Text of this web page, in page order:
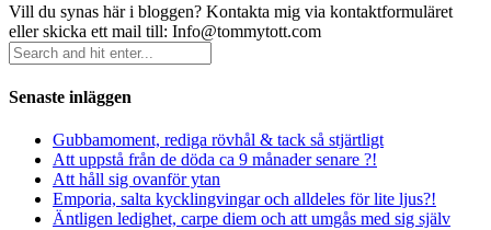
Vill du synas här i bloggen? Kontakta mig via kontaktformuläret
eller skicka ett mail till: Info@tommytott.com
Senaste inläggen
Gubbamoment, rediga rövhål & tack så stjärtligt
Att uppstå från de döda ca 9 månader senare ?!
Att håll sig ovanför ytan
Emporia, salta kycklingvingar och alldeles för lite ljus?!
Äntligen ledighet, carpe diem och att umgås med sig själv